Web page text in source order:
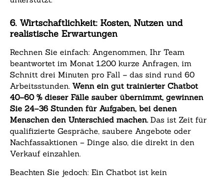
6. Wirtschaftlichkeit: Kosten, Nutzen und
realistische Erwartungen
Rechnen Sie einfach: Angenommen, Ihr Team
beantwortet im Monat 1.200 kurze Anfragen, im
Schnitt drei Minuten pro Fall – das sind rund 60
Arbeitsstunden. Wenn ein gut trainierter Chatbot
40–60 % dieser Fälle sauber übernimmt, gewinnen
Sie 24–36 Stunden für Aufgaben, bei denen
Menschen den Unterschied machen.Das ist Zeit für
qualifizierte Gespräche, saubere Angebote oder
Nachfassaktionen – Dinge also, die direkt in den
Verkauf einzahlen.
Beachten Sie jedoch: Ein Chatbot ist kein